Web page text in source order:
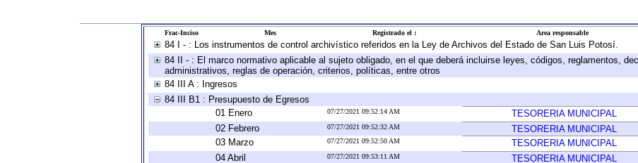
Frac-Inciso Mes Registrado el : Area responsable
84 I - : Los instrumentos de control archivístico referidos en la Ley de Archivos del Estado de San Luis Potosí.
84 II - : El marco normativo aplicable al sujeto obligado, en el que deberá incluirse leyes, códigos, reglamentos,
administrativos, reglas de operación, criterios, políticas, entre otros
84 III A : Ingresos
84 III B1 : Presupuesto de Egresos
01 Enero
07/27/2021 09:52:14 AM TESORERIA MUNICIPAL
02 Febrero 07/27/2021 09:52:32 AM TESORERIA MUNICIPAL
03 Marzo 07/27/2021 09:52:50 AM TESORERIA MUNICIPAL
04 Abril 07/27/2021 09:53:11 AM TESORERIA MUNICIPAL